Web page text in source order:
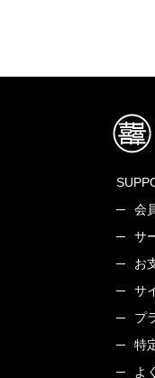
会
サ
お
サ
プ
特
よ